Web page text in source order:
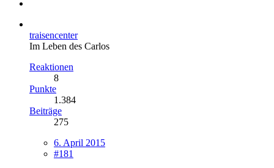
traisencenter
Im Leben des Carlos
Reaktionen
8
Punkte
1.384
Beiträge
275
6. April 2015
#181